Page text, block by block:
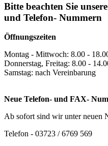
Bitte beachten Sie
und Telefon- Nummern
Öffnungszeiten
Montag - Mittwoch: 8.00 -
Donnerstag, Freitag: 8.00 -
Samstag: nach Vereinbarung
Neue Telefon- und FAX-
Ab sofort sind wir unter neuen
Telefon - 03723 / 6769 569